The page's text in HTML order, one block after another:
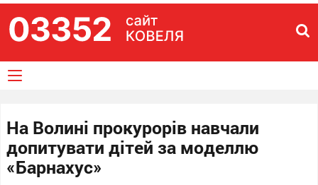
На Волині прокурорів навчали
допитувати дітей за моделлю
«Барнахус»